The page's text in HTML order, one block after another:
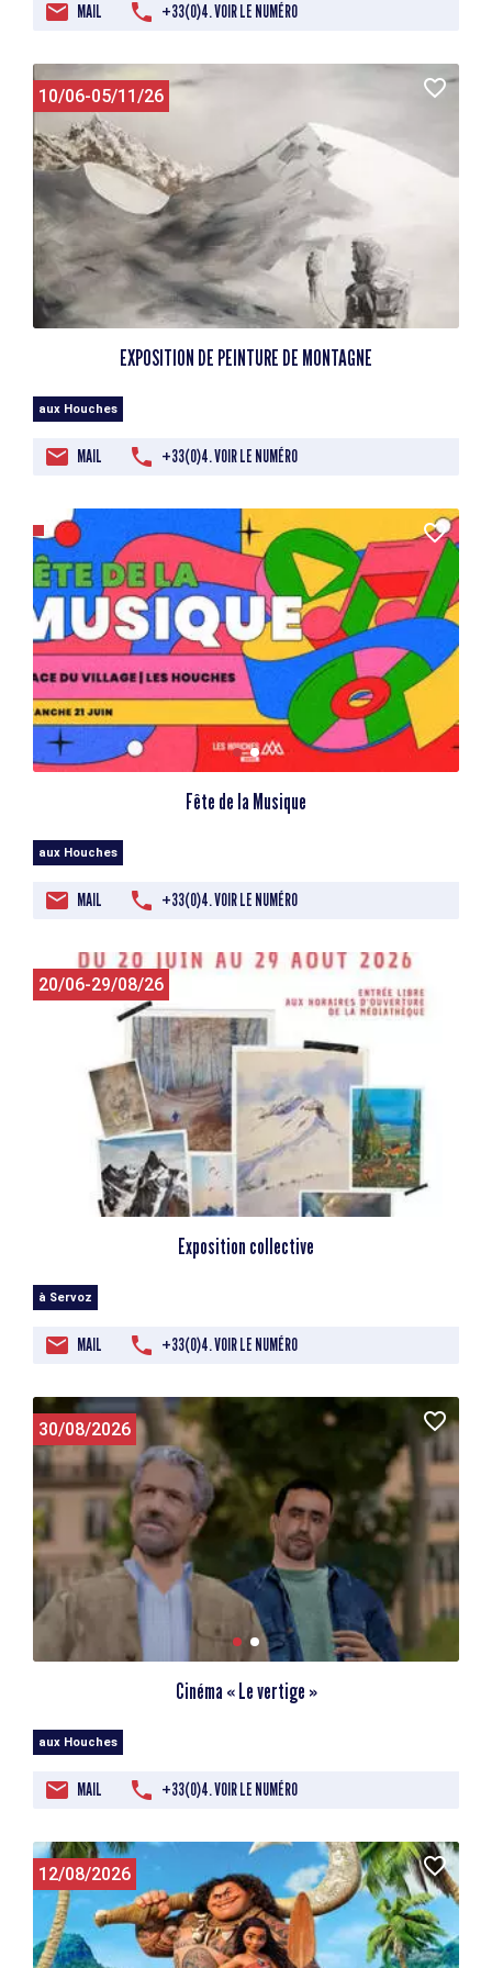
MAIL +33(0)4. VOIR LE NUMÉRO
10/06-05/11/26
EXPOSITION DE PEINTURE DE MONTAGNE
aux Houches
MAIL +33(0)4. VOIR LE NUMÉRO
Fête de la Musique
aux Houches
MAIL +33(0)4. VOIR LE NUMÉRO
20/06-29/08/26
Exposition collective
à Servoz
MAIL +33(0)4. VOIR LE NUMÉRO
30/08/2026
Cinéma « Le vertige »
aux Houches
MAIL +33(0)4. VOIR LE NUMÉRO
12/08/2026